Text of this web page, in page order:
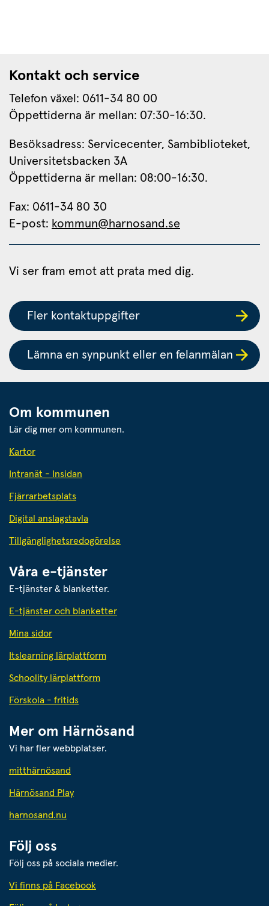
Kontakt och service
Telefon växel: 0611-34 80 00
Öppettiderna är mellan: 07:30-16:30.
Besöksadress: Servicecenter, Sambiblioteket,
Universitetsbacken 3A
Öppettiderna är mellan: 08:00-16:30.
Fax: 0611-34 80 30
E-post: kommun@harnosand.se
Vi ser fram emot att prata med dig.
Fler kontaktuppgifter
Lämna en synpunkt eller en felanmälan
Om kommunen
Lär dig mer om kommunen.
Kartor
Intranät - Insidan
Fjärrarbetsplats
Digital anslagstavla
Tillgänglighetsredogörelse
Våra e-tjänster
E-tjänster & blanketter.
E-tjänster och blanketter
Mina sidor
Itslearning lärplattform
Schoolity lärplattform
Förskola - fritids
Mer om Härnösand
Vi har fler webbplatser.
mitthärnösand
Härnösand Play
harnosand.nu
Följ oss
Följ oss på sociala medier.
Vi finns på Facebook